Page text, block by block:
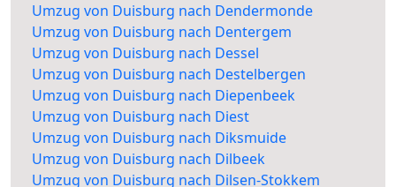
Umzug von Duisburg nach Dendermonde
Umzug von Duisburg nach Dentergem
Umzug von Duisburg nach Dessel
Umzug von Duisburg nach Destelbergen
Umzug von Duisburg nach Diepenbeek
Umzug von Duisburg nach Diest
Umzug von Duisburg nach Diksmuide
Umzug von Duisburg nach Dilbeek
Umzug von Duisburg nach Dilsen-Stokkem